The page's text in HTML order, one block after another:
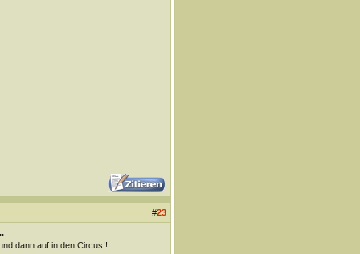
#23
dann auf in den Circus!!